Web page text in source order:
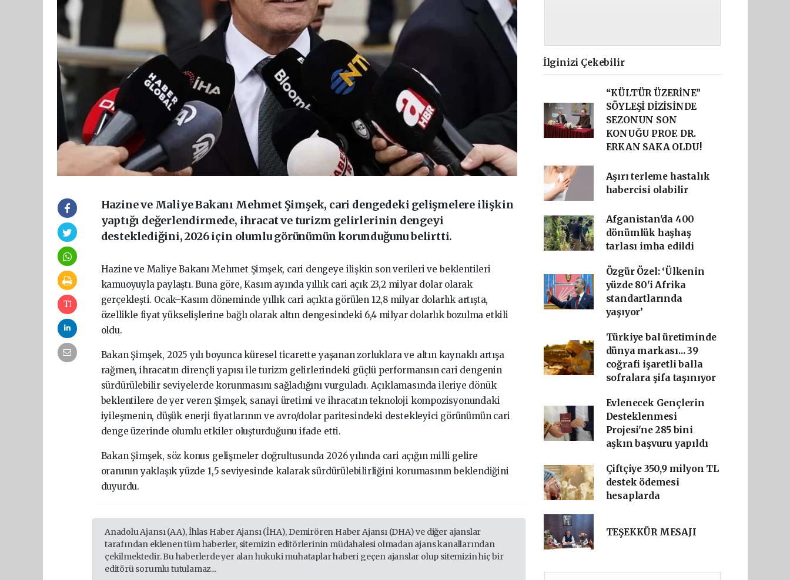
Hazine ve Maliye Bakanı Mehmet Şimşek, cari dengedeki gelişmelere ilişkin
yaptığı değerlendirmede, ihracat ve turizm gelirlerinin dengeyi
desteklediğini, 2026 için olumlu görünümün korunduğunu belirtti.
Hazine ve Maliye Bakanı Mehmet Şimşek, cari dengeye ilişkin son verileri ve beklentileri
kamuoyuyla paylaştı. Buna göre, Kasım ayında yıllık cari açık 23,2 milyar dolar olarak
gerçekleşti. Ocak–Kasım döneminde yıllık cari açıkta görülen 12,8 milyar dolarlık artışta,
özellikle fiyat yükselişlerine bağlı olarak altın dengesindeki 6,4 milyar dolarlık bozulma etkili
oldu.
Bakan Şimşek, 2025 yılı boyunca küresel ticarette yaşanan zorluklara ve altın kaynaklı artışa
rağmen, ihracatın dirençli yapısı ile turizm gelirlerindeki güçlü performansın cari dengenin
sürdürülebilir seviyelerde korunmasını sağladığını vurguladı. Açıklamasında ileriye dönük
beklentilere de yer veren Şimşek, sanayi üretimi ve ihracatın teknoloji kompozisyonundaki
iyileşmenin, düşük enerji fiyatlarının ve avro/dolar paritesindeki destekleyici görünümün cari
denge üzerinde olumlu etkiler oluşturduğunu ifade etti.
Bakan Şimşek, söz konus gelişmeler doğrultusunda 2026 yılında cari açığın milli gelire
oranının yaklaşık yüzde 1,5 seviyesinde kalarak sürdürülebilirliğini korumasının beklendiğini
duyurdu.
Anadolu Ajansı (AA), İhlas Haber Ajansı (İHA), Demirören Haber Ajansı (DHA) ve diğer ajanslar
tarafından eklenen tüm haberler, sitemizin editörlerinin müdahalesi olmadan ajans kanallarından
çekilmektedir. Bu haberlerde yer alan hukuki muhataplar haberi geçen ajanslar olup sitemizin hiç bir
editörü sorumlu tutulamaz...
İlginizi Çekebilir
“KÜLTÜR ÜZERİNE”
SÖYLEŞİ DİZİSİNDE
SEZONUN SON
KONUĞU PROF. DR.
ERKAN SAKA OLDU!
Aşırı terleme hastalık
habercisi olabilir
Afganistan'da 400
dönümlük haşhaş
tarlası imha edildi
Özgür Özel: ‘Ülkenin
yüzde 80'i Afrika
standartlarında
yaşıyor’
Türkiye bal üretiminde
dünya markası... 39
coğrafi işaretli balla
sofralara şifa taşınıyor
Evlenecek Gençlerin
Desteklenmesi
Projesi'ne 285 bini
aşkın başvuru yapıldı
Çiftçiye 350,9 milyon TL
destek ödemesi
hesaplarda
TEŞEKKÜR MESAJI